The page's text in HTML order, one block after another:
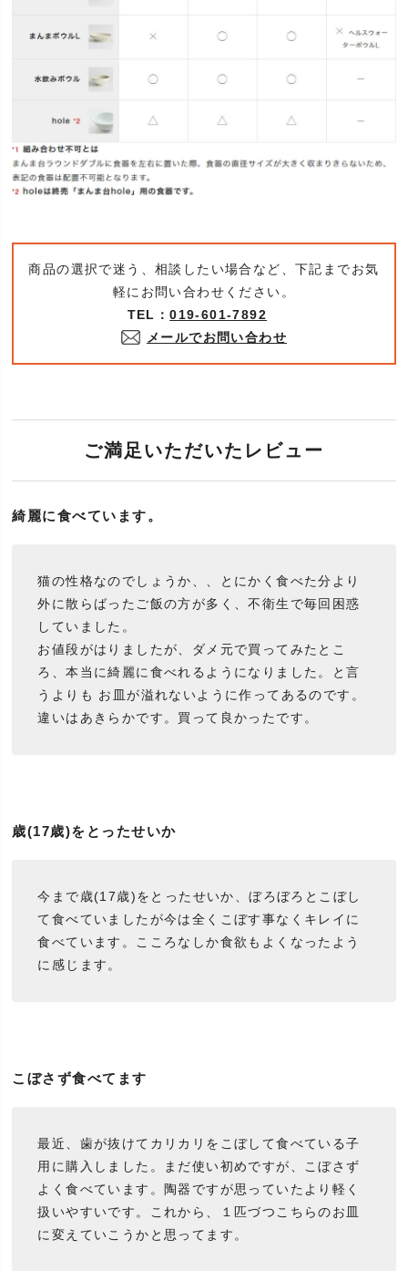
商品の選択で迷う、相談したい場合など、下記までお気
軽にお問い合わせください。
TEL：019-601-7892
メールでお問い合わせ
ご満足いただいたレビュー
綺麗に食べています。
猫の性格なのでしょうか、、とにかく食べた分より
外に散らばったご飯の方が多く、不衛生で毎回困惑
していました。
お値段がはりましたが、ダメ元で買ってみたとこ
ろ、本当に綺麗に食べれるようになりました。と言
うよりも お皿が溢れないように作ってあるのです。
違いはあきらかです。買って良かったです。
歳(17歳)をとったせいか
今まで歳(17歳)をとったせいか、ぼろぼろとこぼし
て食べていましたが今は全くこぼす事なくキレイに
食べています。こころなしか食欲もよくなったよう
に感じます。
こぼさず食べてます
最近、歯が抜けてカリカリをこぼして食べている子
用に購入しました。まだ使い初めですが、こぼさず
よく食べています。陶器ですが思っていたより軽く
扱いやすいです。これから、１匹づつこちらのお皿
に変えていこうかと思ってます。